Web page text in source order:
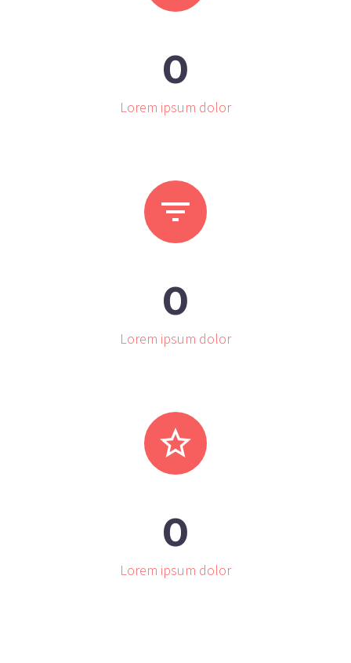
0
Lorem ipsum dolor


0
Lorem ipsum dolor


0
Lorem ipsum dolor